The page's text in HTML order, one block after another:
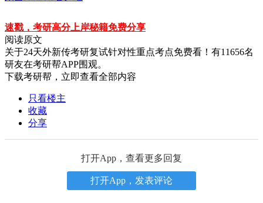
速戳，考研高分上岸秘籍免费分享
阅读原文
关于24天外新传考研复试针对性重点考点免费看！ 有11656名
研友在考研帮APP围观。
下载考研帮，立即查看全部内容
只看楼主
收藏
分享
打开App，查看更多回复
打开App，发表评论